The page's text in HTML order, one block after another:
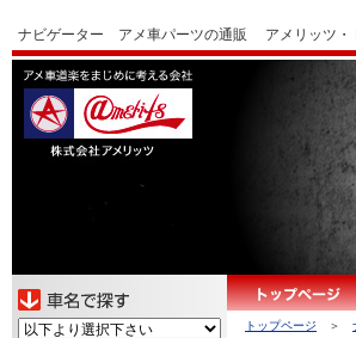
ナビゲーター アメ車パーツの通販 アメリッツ・
トップページ ＞